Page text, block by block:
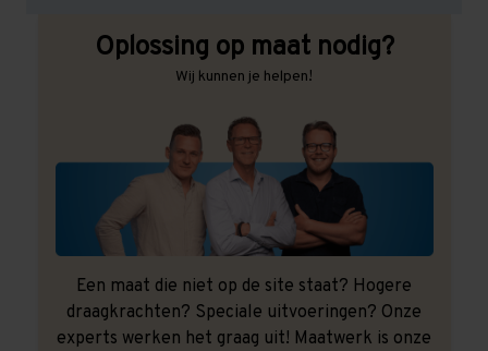
Oplossing op maat nodig?
Wij kunnen je helpen!
Een maat die niet op de site staat? Hogere
draagkrachten? Speciale uitvoeringen? Onze
experts werken het graag uit! Maatwerk is onze